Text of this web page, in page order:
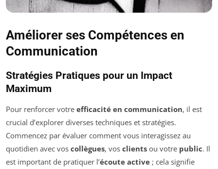
Améliorer ses Compétences en
Communication
Stratégies Pratiques pour un Impact
Maximum
Pour renforcer votre efficacité en communication, il est
crucial d’explorer diverses techniques et stratégies.
Commencez par évaluer comment vous interagissez au
quotidien avec vos collègues, vos clients ou votre public. Il
est important de pratiquer l’écoute active ; cela signifie